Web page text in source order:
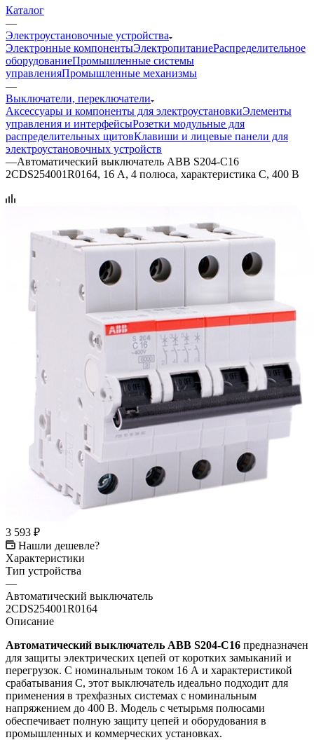
Каталог
—
Электроустановочные устройства
Электронные компонентыЭлектропитаниеРаспределительное
оборудованиеПромышленные системы
управленияПромышленные механизмы
—
Выключатели, переключатели
Аксессуары и компоненты для электроустановкиЭлементы
управления и интерфейсыРозетки модульные для
распределительных щитовКлавиши и лицевые панели для
электроустановочных устройств
—Автоматический выключатель ABB S204-C16
2CDS254001R0164, 16 А, 4 полюса, характеристика C, 400 В
3 593 ₽
Нашли дешевле?
Характеристики
Тип устройства
—
Автоматический выключатель
2CDS254001R0164
Описание
Автоматический выключатель ABB S204-C16 предназначен
для защиты электрических цепей от коротких замыканий и
перегрузок. С номинальным током 16 А и характеристикой
срабатывания C, этот выключатель идеально подходит для
применения в трехфазных системах с номинальным
напряжением до 400 В. Модель с четырьмя полюсами
обеспечивает полную защиту цепей и оборудования в
промышленных и коммерческих установках.